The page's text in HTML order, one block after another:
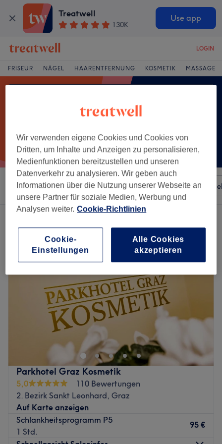
Treatwell
130K
Use app
LOGIN
FRISEUR NÄGEL HAARENTFERNUNG KOSMETIK MASSAGE
Sortieren nach Besonderheiten Salons
Parkhotel Graz Kosmetik
5,0
110 Bewertungen
2. Bezirk Sankt Leonhard, Graz
Auf Karte anzeigen
Schlankheitsprogramm P5
1 Std.
95 €
Wir verwenden eigene Cookies und Cookies von
Dritten, um Inhalte und Anzeigen zu personalisieren,
Medienfunktionen bereitzustellen und unseren
Datenverkehr zu analysieren. Wir geben auch
Informationen über die Nutzung unserer Webseite an
unsere Partner für soziale Medien, Werbung und
Analysen weiter. Cookie-Richtlinien
Alle Cookies
akzeptieren
Cookie-
Einstellungen